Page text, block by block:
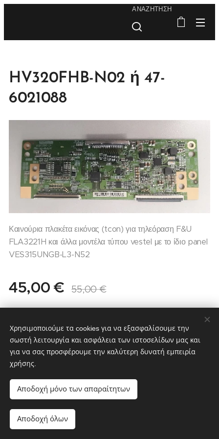
ΑΝΑΖΉΤΗΣΗ
HV320FHB-N02 ή 47-
6021088
Καινούρια πλακέτα εικόνας (tcon) για τηλεόραση F&U
FLA3221H και άλλα μοντέλα τύπου vestel με το ίδιο panel
VES315UNGB-L3-N52
45,00 € 55,00€
Υλοποιήθηκε από:partstv.gr
Χρησιμοποιούμε τα cookies για να εξασφαλίσουμε την
σωστή λειτουργία και ασφάλεια των ιστοσελίδων μας και
για να σας προσφέρουμε την καλύτερη δυνατή εμπειρία
χρήσης.
Αποδοχή μόνο των απαραίτητων
Αποδοχή όλων